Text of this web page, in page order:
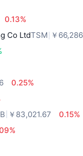
0.13%
Co LtdTSM ￥
0.25%
￥83,021.67
0.15%